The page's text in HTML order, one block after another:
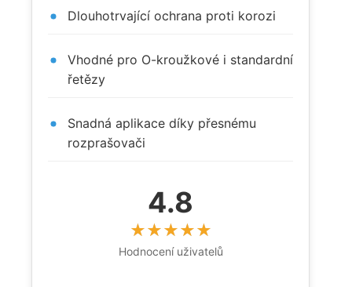
Dlouhotrvající ochrana proti korozi
Vhodné pro O-kroužkové i standardní
řetězy
Snadná aplikace díky přesnému
rozprašovači
4.8
Hodnocení uživatelů